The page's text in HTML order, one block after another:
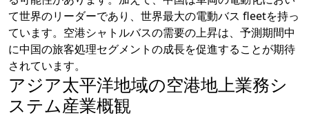
て世界のリーダーであり、世界最大の電動バス fleetを持っ
ています。空港シャトルバスの需要の上昇は、予測期間中
に中国の旅客処理セグメントの成長を促進することが期待
されています。
アジア太平洋地域の空港地上業務シ
ステム産業概観